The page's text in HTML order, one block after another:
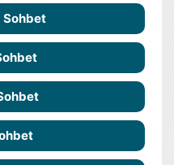
Sohbet